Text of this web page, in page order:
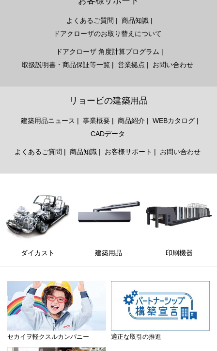
よくあるご質問
商品知識
ドアクローザのお取り替えについて
ドアクローザ 角度計算プログラム
取扱説明書・商品保証等一覧
営業拠点 お問い合わせ
リョービの建築用品
建築用品ニュース 事業概要 商品紹介
WEBカタログ
CADデータ
よくあるご質問 商品知識 お客様サポート お問い合わせ
ダイカスト 建築用品 印刷機器
セカイヲ軽クスルカンパニー 適正な取引の推進